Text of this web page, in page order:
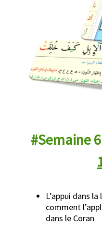
#Semaine
L’appui dans
comment
dans le Coran